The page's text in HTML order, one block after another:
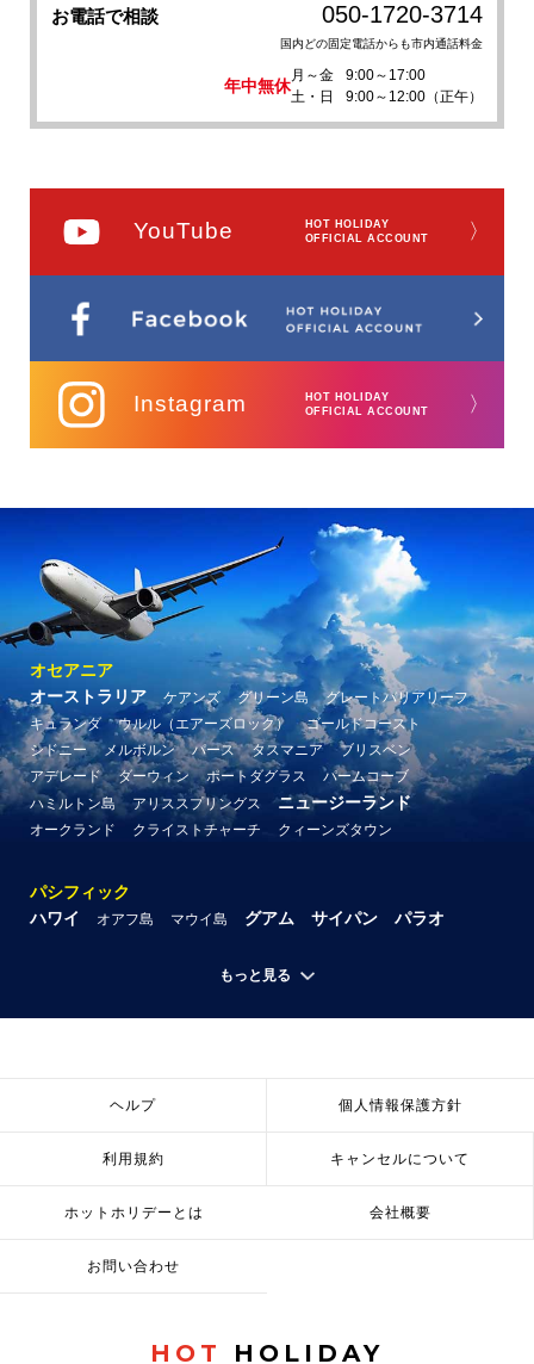
お電話で相談 050-1720-3714
国内どの固定電話からも市内通話料金
年中無休
月～金
9:00～17:00
土・日
9:00～12:00（正午）
YouTube
HOT HOLIDAY
OFFICIAL ACCOUNT
〉
Instagram
HOT HOLIDAY
OFFICIAL ACCOUNT
〉
オセアニア
オーストラリア
ケアンズ グリーン島
グレートバリアリーフ
キュランダ
ウルル（エアーズロック）
ゴールドコースト
シドニー
メルボルン パース タスマニア
ブリスベン
アデレード
ダーウィン ポートダグラス
パームコーブ
ハミルトン島
アリススプリングス ニュージーランド
オークランド クライストチャーチ クィーンズタウン
パシフィック
ハワイ
オアフ島 マウイ島 グアム サイパン パラオ
もっと見る
ヘルプ 個人情報保護方針
利用規約 キャンセルについて
ホットホリデーとは 会社概要
お問い合わせ
HOT HOLIDAY